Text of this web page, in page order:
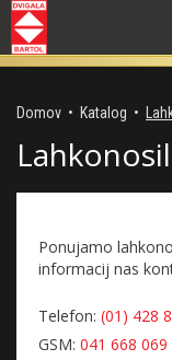
Domov • Katalog •
Ponujamo
informacij nas
Telefon: (01) 428
GSM: 041 668 069